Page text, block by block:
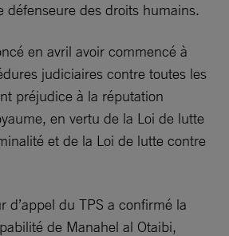
défenseure des droits humains.
en avril avoir commencé à
judiciaires contre toutes les
préjudice à la réputation
en vertu de la Loi de lutte
et de la Loi de lutte contre
d’appel du TPS a confirmé la
de Manahel al Otaibi,